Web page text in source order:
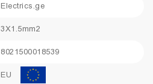
Electrics.ge
3X1.5mm2
8021500018539
EU